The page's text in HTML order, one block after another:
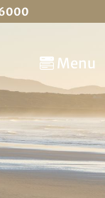
Menu